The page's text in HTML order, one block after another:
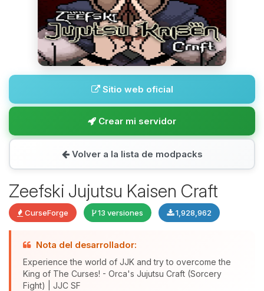
Sitio web oficial
Crear mi servidor
Volver a la lista de modpacks
Zeefski Jujutsu Kaisen Craft
CurseForge 13 versiones 1,928,962
Nota del desarrollador:
Experience the world of JJK and try to overcome the
King of The Curses! - Orca's Jujutsu Craft (Sorcery
Fight) | JJC SF